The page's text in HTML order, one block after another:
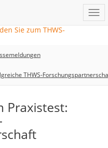
THWS-
Praxistest: